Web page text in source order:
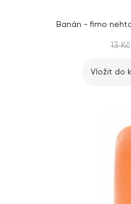
Banán - fimo
13 Kč
Vložit do